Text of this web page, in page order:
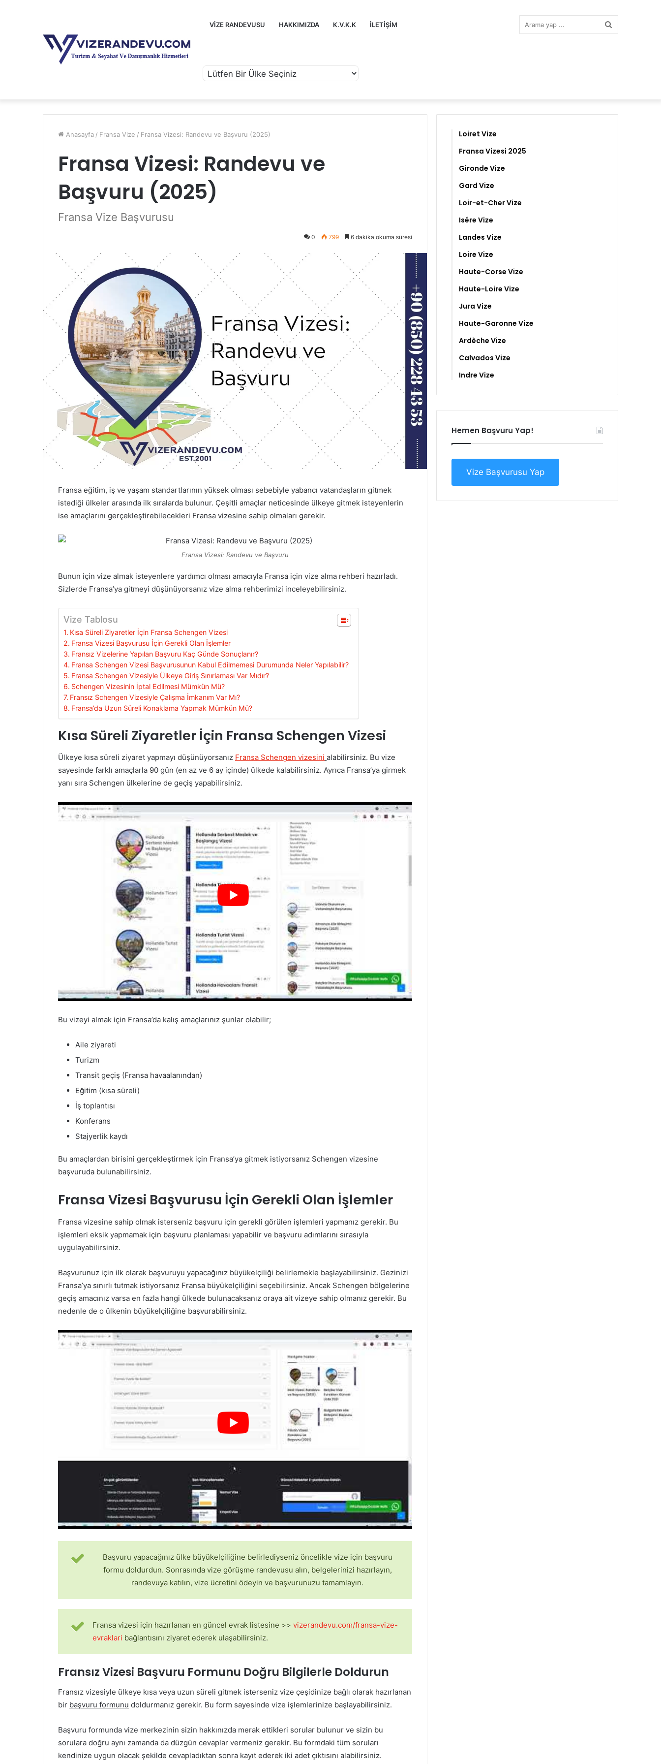
VIZE RANDEVUSU HAKKIMIZDA K.V.K.K İLETIŞIM
Anasayfa / Fransa Vize / Fransa Vizesi: Randevu ve Başvuru (2025)
Fransa Vizesi: Randevu ve
Başvuru (2025)
Fransa Vize Başvurusu
0 799 6 dakika okuma süresi
Fransa eğitim, iş ve yaşam standartlarının yüksek olması sebebiyle yabancı vatandaşların gitmek
istediği ülkeler arasında ilk sıralarda bulunur. Çeşitli amaçlar neticesinde ülkeye gitmek isteyenlerin
ise amaçlarını gerçekleştirebilecekleri Fransa vizesine sahip olmaları gerekir.
Fransa Vizesi: Randevu ve Başvuru
Bunun için vize almak isteyenlere yardımcı olması amacıyla Fransa için vize alma rehberi hazırladı.
Sizlerde Fransa’ya gitmeyi düşünüyorsanız vize alma rehberimizi inceleyebilirsiniz.
Vize Tablosu
Kısa Süreli Ziyaretler İçin Fransa Schengen Vizesi
Fransa Vizesi Başvurusu İçin Gerekli Olan İşlemler
Fransız Vizelerine Yapılan Başvuru Kaç Günde Sonuçlanır?
Fransa Schengen Vizesi Başvurusunun Kabul Edilmemesi Durumunda Neler Yapılabilir?
Fransa Schengen Vizesiyle Ülkeye Giriş Sınırlaması Var Mıdır?
Schengen Vizesinin İptal Edilmesi Mümkün Mü?
Fransız Schengen Vizesiyle Çalışma İmkanım Var Mı?
Fransa’da Uzun Süreli Konaklama Yapmak Mümkün Mü?
Kısa Süreli Ziyaretler İçin Fransa Schengen Vizesi
Ülkeye kısa süreli ziyaret yapmayı düşünüyorsanız Fransa Schengen vizesini alabilirsiniz. Bu vize
sayesinde farklı amaçlarla 90 gün (en az ve 6 ay içinde) ülkede kalabilirsiniz. Ayrıca Fransa’ya girmek
yanı sıra Schengen ülkelerine de geçiş yapabilirsiniz.
Bu vizeyi almak için Fransa’da kalış amaçlarınız şunlar olabilir;
Aile ziyareti
Turizm
Transit geçiş (Fransa havaalanından)
Eğitim (kısa süreli)
İş toplantısı
Konferans
Stajyerlik kaydı
Bu amaçlardan birisini gerçekleştirmek için Fransa’ya gitmek istiyorsanız Schengen vizesine
başvuruda bulunabilirsiniz.
Fransa Vizesi Başvurusu İçin Gerekli Olan İşlemler
Fransa vizesine sahip olmak isterseniz başvuru için gerekli görülen işlemleri yapmanız gerekir. Bu
işlemleri eksik yapmamak için başvuru planlaması yapabilir ve başvuru adımlarını sırasıyla
uygulayabilirsiniz.
Başvurunuz için ilk olarak başvuruyu yapacağınız büyükelçiliği belirlemekle başlayabilirsiniz. Gezinizi
Fransa’ya sınırlı tutmak istiyorsanız Fransa büyükelçiliğini seçebilirsiniz. Ancak Schengen bölgelerine
geçiş amacınız varsa en fazla hangi ülkede bulunacaksanız oraya ait vizeye sahip olmanız gerekir. Bu
nedenle de o ülkenin büyükelçiliğine başvurabilirsiniz.
Başvuru yapacağınız ülke büyükelçiliğine belirlediyseniz öncelikle vize için başvuru
formu doldurdun. Sonrasında vize görüşme randevusu alın, belgelerinizi hazırlayın,
randevuya katılın, vize ücretini ödeyin ve başvurunuzu tamamlayın.
Fransa vizesi için hazırlanan en güncel evrak listesine >> vizerandevu.com/fransa-vize-
evraklari bağlantısını ziyaret ederek ulaşabilirsiniz.
Fransız Vizesi Başvuru Formunu Doğru Bilgilerle Doldurun
Fransız vizesiyle ülkeye kısa veya uzun süreli gitmek isterseniz vize çeşidinize bağlı olarak hazırlanan
bir başvuru formunu doldurmanız gerekir. Bu form sayesinde vize işlemlerinize başlayabilirsiniz.
Başvuru formunda vize merkezinin sizin hakkınızda merak ettikleri sorular bulunur ve sizin bu
sorulara doğru aynı zamanda da düzgün cevaplar vermeniz gerekir. Bu formdaki tüm soruları
kendinize uygun olacak şekilde cevapladıktan sonra kayıt ederek iki adet çıktısını alabilirsiniz.
Loiret Vize
Fransa Vizesi 2025
Gironde Vize
Gard Vize
Loir-et-Cher Vize
Isére Vize
Landes Vize
Loire Vize
Haute-Corse Vize
Haute-Loire Vize
Jura Vize
Haute-Garonne Vize
Ardèche Vize
Calvados Vize
Indre Vize
Hemen Başvuru Yap!
Vize Başvurusu Yap